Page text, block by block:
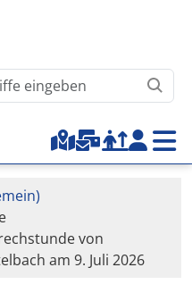
Top-Menu
von
am 9. Juli 2026